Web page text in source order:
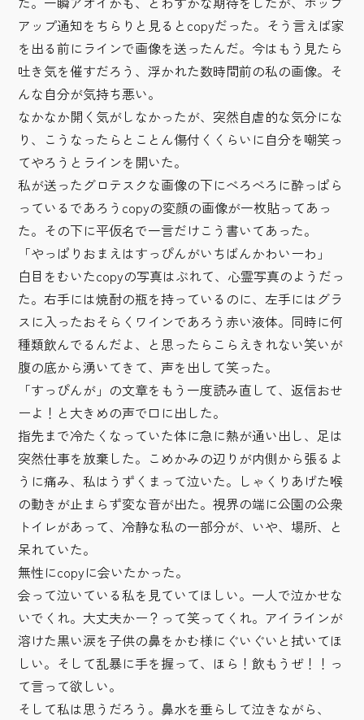
アップ通知をちらりと見るとcopyだった。そう言えば家
を出る前にラインで画像を送ったんだ。今はもう見たら
吐き気を催すだろう、浮かれた数時間前の私の画像。そ
んな自分が気持ち悪い。
なかなか開く気がしなかったが、突然自虐的な気分にな
り、こうなったらとことん傷付くくらいに自分を嘲笑っ
てやろうとラインを開いた。
私が送ったグロテスクな画像の下にべろべろに酔っぱら
っているであろうcopyの変顔の画像が一枚貼ってあっ
た。その下に平仮名で一言だけこう書いてあった。
「やっぱりおまえはすっぴんがいちばんかわいーわ」
白目をむいたcopyの写真はぶれて、心霊写真のようだっ
た。右手には焼酎の瓶を持っているのに、左手にはグラ
スに入ったおそらくワインであろう赤い液体。同時に何
種類飲んでるんだよ、と思ったらこらえきれない笑いが
腹の底から湧いてきて、声を出して笑った。
「すっぴんが」の文章をもう一度読み直して、返信おせ
ーよ！と大きめの声で口に出した。
指先まで冷たくなっていた体に急に熱が通い出し、足は
突然仕事を放棄した。こめかみの辺りが内側から張るよ
うに痛み、私はうずくまって泣いた。しゃくりあげた喉
の動きが止まらず変な音が出た。視界の端に公園の公衆
トイレがあって、冷静な私の一部分が、いや、場所、と
呆れていた。
無性にcopyに会いたかった。
会って泣いている私を見ていてほしい。一人で泣かせな
いでくれ。大丈夫かー？って笑ってくれ。アイラインが
溶けた黒い涙を子供の鼻をかむ様にぐいぐいと拭いてほ
しい。そして乱暴に手を握って、ほら！飲もうぜ！！っ
て言って欲しい。
そして私は思うだろう。鼻水を垂らして泣きながら、